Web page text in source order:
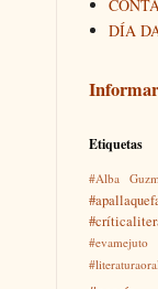
DÍA
Etiquetas
#Alba
#evamejuto
#literaturaoral